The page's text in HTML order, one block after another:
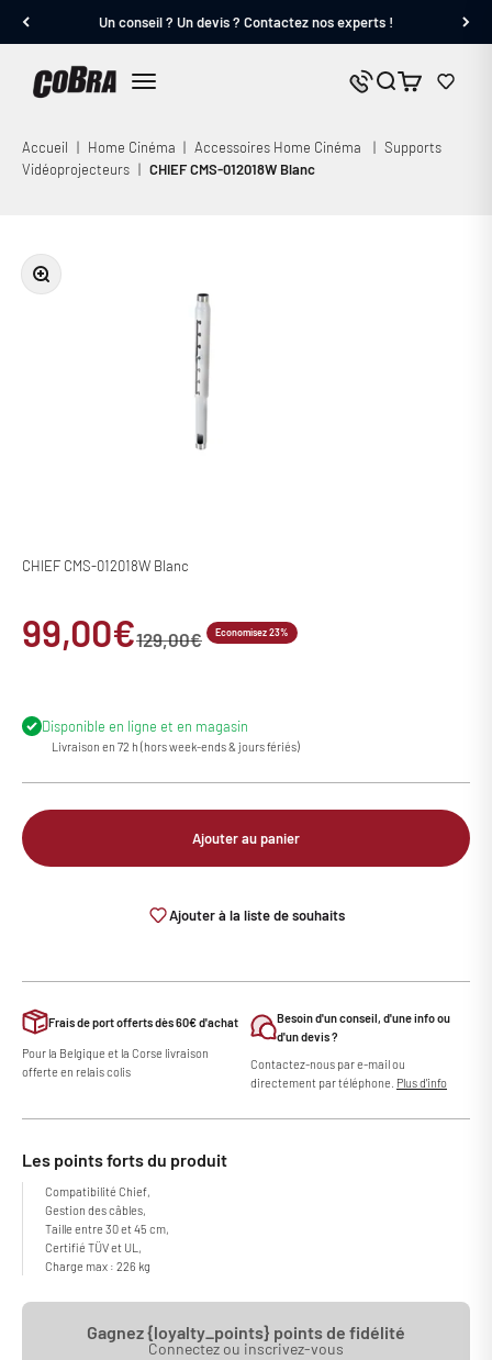
Un conseil ? Un devis ? Contactez nos experts !
Cobra.fr
Nous contacter
Panier
Accueil | Home Cinéma | Accessoires Home Cinéma | Supports
Vidéoprojecteurs | CHIEF CMS-012018W Blanc
Zoomer sur l'image
CHIEF CMS-012018W Blanc
Prix de vente
99,00€Prix normal
129,00€ Economisez 23%
Disponible en ligne et en magasin
Livraison en 72 h (hors week-ends & jours fériés)
Ajouter au panier
Ajouter à la liste de souhaits
Frais de port offerts dès 60€ d'achat
Pour la Belgique et la Corse livraison
offerte en relais colis
Besoin d'un conseil, d'une info ou
d'un devis ?
Contactez-nous par e-mail ou
directement par téléphone. Plus d'info
Les points forts du produit
Compatibilité Chief,
Gestion des câbles,
Taille entre 30 et 45 cm,
Certifié TÜV et UL,
Charge max : 226 kg
Gagnez {loyalty_points} points de fidélité
Connectez ou inscrivez-vous